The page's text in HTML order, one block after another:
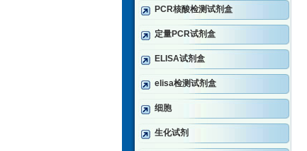
PCR核酸检测试剂盒
定量PCR试剂盒
ELISA试剂盒
elisa检测试剂盒
细胞
生化试剂